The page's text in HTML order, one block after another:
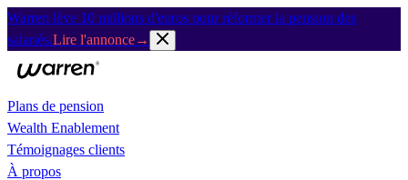
Warren lève 10 millions d'euros pour réformer la pension des
salariés.Lire l'annonce→
Plans de pension
Wealth Enablement
Témoignages clients
À propos